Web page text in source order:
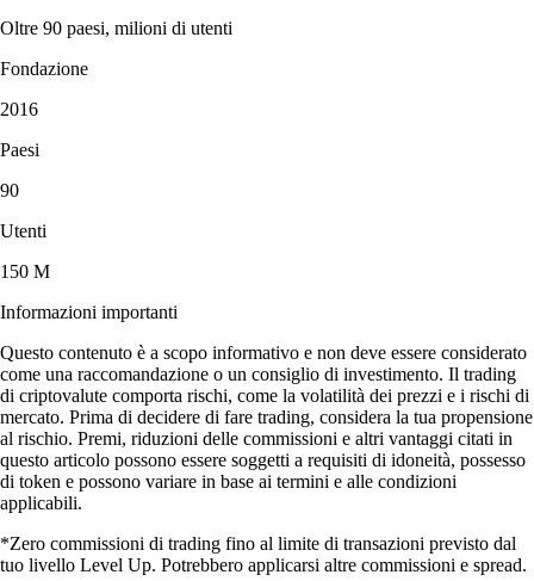
Oltre 90 paesi, milioni di utenti
Fondazione
2016
Paesi
90
Utenti
150 M
Informazioni importanti
Questo contenuto è a scopo informativo e non deve essere considerato
come una raccomandazione o un consiglio di investimento. Il trading
di criptovalute comporta rischi, come la volatilità dei prezzi e i rischi di
mercato. Prima di decidere di fare trading, considera la tua propensione
al rischio. Premi, riduzioni delle commissioni e altri vantaggi citati in
questo articolo possono essere soggetti a requisiti di idoneità, possesso
di token e possono variare in base ai termini e alle condizioni
applicabili.
*Zero commissioni di trading fino al limite di transazioni previsto dal
tuo livello Level Up. Potrebbero applicarsi altre commissioni e spread.